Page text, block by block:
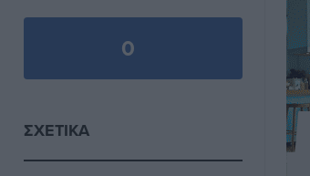
0
ΣΧΕΤΙΚΆ